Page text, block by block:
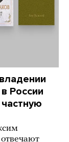
России